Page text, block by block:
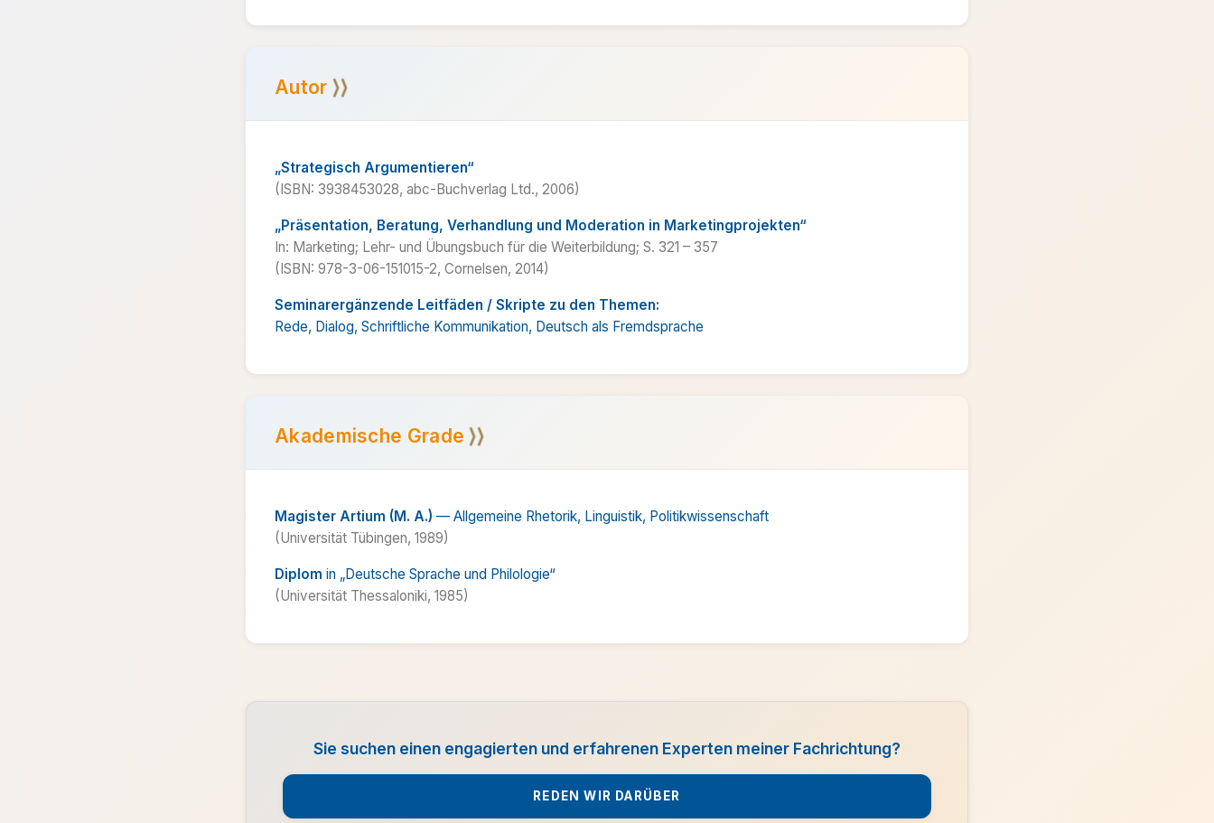
Autor ⟩⟩
„Strategisch Argumentieren“
(ISBN: 3938453028, abc-Buchverlag Ltd., 2006)
„Präsentation, Beratung, Verhandlung und Moderation in Marketing­projekten“
In: Marketing; Lehr- und Übungsbuch für die Weiterbildung; S. 321 – 357
(ISBN: 978-3-06-151015-2, Cornelsen, 2014)
Seminar­ergänzende Leitfäden / Skripte zu den Themen:
Rede, Dialog, Schriftliche Kommunikation, Deutsch als Fremdsprache
Akademische Grade⟩⟩
Magister Artium (M. A.) — Allgemeine Rhetorik, Linguistik, Politik­wissenschaft
(Universität Tübingen, 1989)
Diplom in „Deutsche Sprache und Philologie“
(Universität Thessaloniki, 1985)
Sie suchen einen engagierten und erfahrenen Experten meiner Fachrichtung?
REDEN WIR DARÜBER